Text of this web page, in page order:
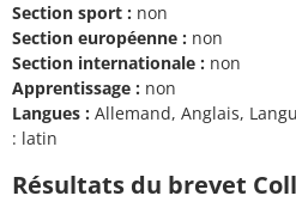
Section sport : non
Section européenne : non
Section internationale : non
Apprentissage : non
Langues : Allemand, Anglais,
: latin
Résultats du brevet